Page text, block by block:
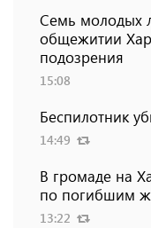
Семь молодых
общежитии
подозрения
15:08
Беспилотник
14:49
В громаде на
по погибшим
13:22